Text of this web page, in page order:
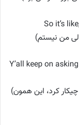
So it’s
Y’all keep on
(همه‌تون هی ازم می‌پرسین این قضیه باهام چیکار کرد، این همون